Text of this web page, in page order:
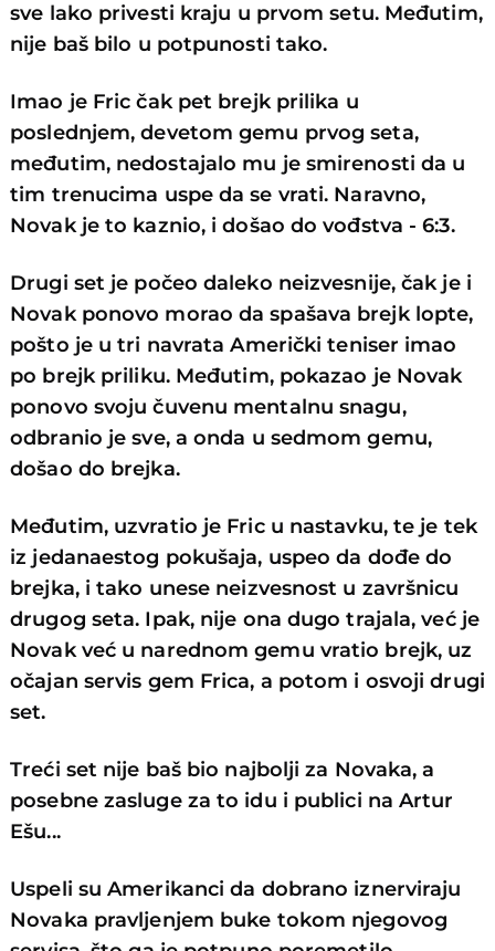
sve lako privesti kraju u prvom setu. Međutim,
nije baš bilo u potpunosti tako.
Imao je Fric čak pet brejk prilika u
poslednjem, devetom gemu prvog seta,
međutim, nedostajalo mu je smirenosti da u
tim trenucima uspe da se vrati. Naravno,
Novak je to kaznio, i došao do vođstva - 6:3.
Drugi set je počeo daleko neizvesnije, čak je i
Novak ponovo morao da spašava brejk lopte,
pošto je u tri navrata Američki teniser imao
po brejk priliku. Međutim, pokazao je Novak
ponovo svoju čuvenu mentalnu snagu,
odbranio je sve, a onda u sedmom gemu,
došao do brejka.
Međutim, uzvratio je Fric u nastavku, te je tek
iz jedanaestog pokušaja, uspeo da dođe do
brejka, i tako unese neizvesnost u završnicu
drugog seta. Ipak, nije ona dugo trajala, već je
Novak već u narednom gemu vratio brejk, uz
očajan servis gem Frica, a potom i osvoji drugi
set.
Treći set nije baš bio najbolji za Novaka, a
posebne zasluge za to idu i publici na Artur
Ešu...
Uspeli su Amerikanci da dobrano iznerviraju
Novaka pravljenjem buke tokom njegovog